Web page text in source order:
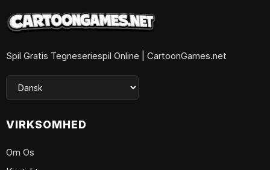
Spil Gratis Tegneseriespil Online | CartoonGames.net
VIRKSOMHED
Om Os